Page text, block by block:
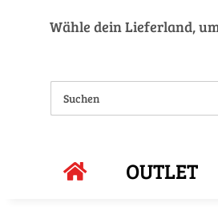
Wähle dein Lieferland,
OUTLET